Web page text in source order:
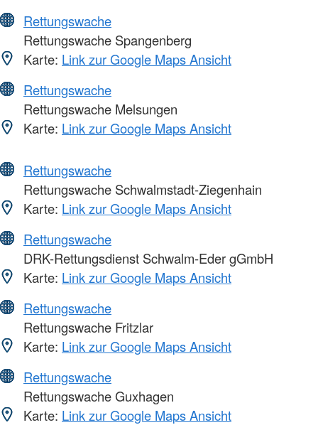
Rettungswache
Rettungswache Spangenberg
Karte: Link zur Google Maps Ansicht
Rettungswache
Rettungswache Melsungen
Karte: Link zur Google Maps Ansicht
Rettungswache
Rettungswache Schwalmstadt-Ziegenhain
Karte: Link zur Google Maps Ansicht
Rettungswache
DRK-Rettungsdienst Schwalm-Eder gGmbH
Karte: Link zur Google Maps Ansicht
Rettungswache
Rettungswache Fritzlar
Karte: Link zur Google Maps Ansicht
Rettungswache
Rettungswache Guxhagen
Karte: Link zur Google Maps Ansicht